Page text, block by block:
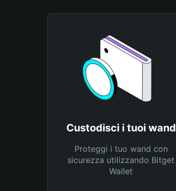
Custodisci i tuoi wand
Proteggi i tuo wand con
sicurezza utilizzando Bitget
Wallet